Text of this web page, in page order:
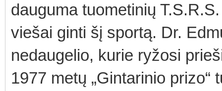
dauguma tuometinių
viešai ginti šį sportą. Dr.
nedaugelio, kurie ryžosi
1977 metų „Gintarinio